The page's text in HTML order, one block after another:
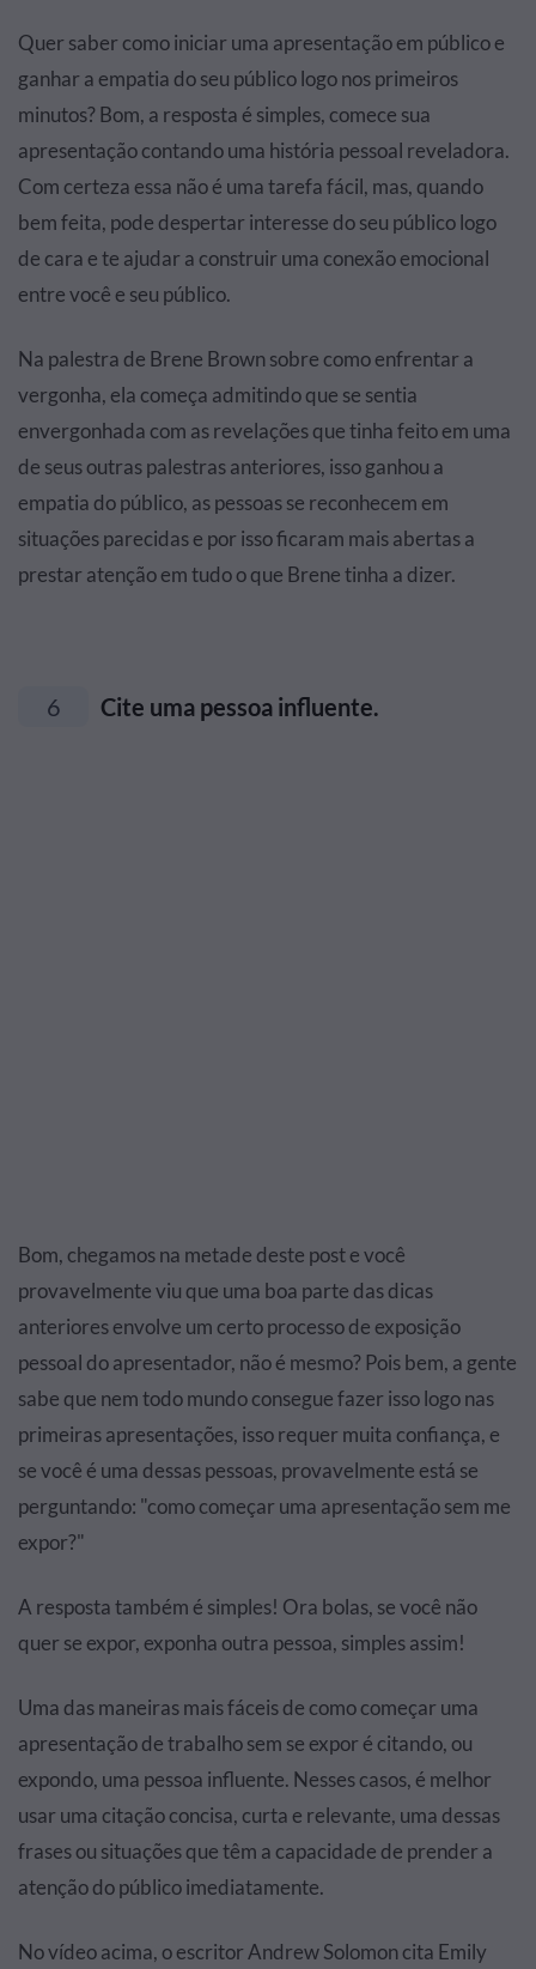
Quer saber como iniciar uma apresentação em público e
ganhar a empatia do seu público logo nos primeiros
minutos? Bom, a resposta é simples, comece sua
apresentação contando uma história pessoal reveladora.
Com certeza essa não é uma tarefa fácil, mas, quando
bem feita, pode despertar interesse do seu público logo
de cara e te ajudar a construir uma conexão emocional
entre você e seu público.
Na palestra de Brene Brown sobre como enfrentar a
vergonha, ela começa admitindo que se sentia
envergonhada com as revelações que tinha feito em uma
de seus outras palestras anteriores, isso ganhou a
empatia do público, as pessoas se reconhecem em
situações parecidas e por isso ficaram mais abertas a
prestar atenção em tudo o que Brene tinha a dizer.
6 Cite uma pessoa influente.
Bom, chegamos na metade deste post e você
provavelmente viu que uma boa parte das dicas
anteriores envolve um certo processo de exposição
pessoal do apresentador, não é mesmo? Pois bem, a gente
sabe que nem todo mundo consegue fazer isso logo nas
primeiras apresentações, isso requer muita confiança, e
se você é uma dessas pessoas, provavelmente está se
perguntando: "como começar uma apresentação sem me
expor?"
A resposta também é simples! Ora bolas, se você não
quer se expor, exponha outra pessoa, simples assim!
Uma das maneiras mais fáceis de como começar uma
apresentação de trabalho sem se expor é citando, ou
expondo, uma pessoa influente. Nesses casos, é melhor
usar uma citação concisa, curta e relevante, uma dessas
frases ou situações que têm a capacidade de prender a
atenção do público imediatamente.
No vídeo acima, o escritor Andrew Solomon cita Emily